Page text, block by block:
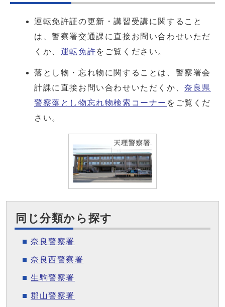
運転免許証の更新・講習受講に関すること
は、警察署交通課に直接お問い合わせいただ
くか、 運転免許をご覧ください。
落とし物・忘れ物に関することは、警察署会
計課に直接お問い合わせいただくか、奈良県
警察落とし物忘れ物検索コーナー をご覧くだ
さい。
同じ分類から探す
奈良警察署
奈良西警察署
生駒警察署
郡山警察署